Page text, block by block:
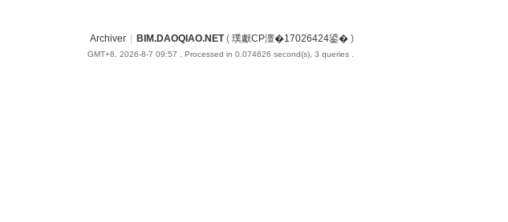
Archiver BIM.DAOQIAO.NET( 璞獻CP澶�17026424鍙� )
GMT+8, 2026-8-7 09:57 , Processed in 0.074626 second(s), 3 queries .